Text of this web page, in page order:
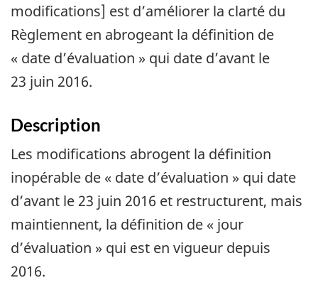
modifications] est d’améliorer la clarté du
Règlement en abrogeant la définition de
« date d’évaluation » qui date d’avant le
23 juin 2016.
Description
Les modifications abrogent la définition
inopérable de « date d’évaluation » qui date
d’avant le 23 juin 2016 et restructurent, mais
maintiennent, la définition de « jour
d’évaluation » qui est en vigueur depuis
2016.